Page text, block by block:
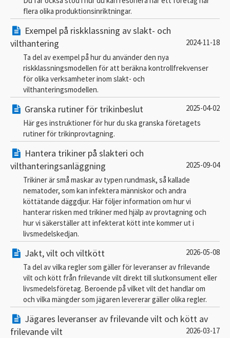
flera olika produktionsinriktningar.
Exempel på riskklassning av slakt- och
vilthantering
2024-11-18
Ta del av exempel på hur du använder den nya
riskklassningsmodellen för att beräkna kontrollfrekvenser
för olika verksamheter inom slakt- och
vilthanteringsmodellen.
Granska rutiner för trikinbeslut
2025-04-02
Här ges instruktioner för hur du ska granska företagets
rutiner för trikinprovtagning.
Hantera trikiner på slakteri och
vilthanteringsanläggning
2025-09-04
Trikiner är små maskar av typen rundmask, så kallade
nematoder, som kan infektera människor och andra
köttätande däggdjur. Här följer information om hur vi
hanterar risken med trikiner med hjälp av provtagning och
hur vi säkerställer att infekterat kött inte kommer ut i
livsmedelskedjan.
Jakt, vilt och viltkött
2026-05-08
Ta del av vilka regler som gäller för leveranser av frilevande
vilt och kött från frilevande vilt direkt till slutkonsument eller
livsmedelsföretag. Beroende på vilket vilt det handlar om
och vilka mängder som jägaren levererar gäller olika regler.
Jägares leveranser av frilevande vilt och kött av
frilevande vilt
2026-03-17